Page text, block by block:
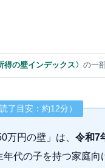
得の壁インデックス〉 の一
了目安：約12分）
万円の壁」は、 令和7
年代の子を持つ家庭